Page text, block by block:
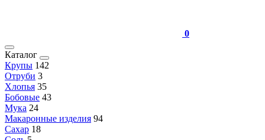
0
Каталог
Крупы 142
Отруби 3
Хлопья 35
Бобовые 43
Мука 24
Макаронные изделия 94
Сахар 18